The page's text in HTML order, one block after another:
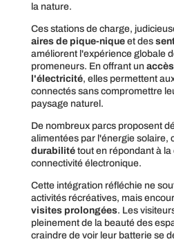
la nature.
Ces stations de charge,
aires de pique-niqueet des
améliorent l'expérience globale
promeneurs. En offrant un
l'électricité, elles permettent
connectés sans compromettre
paysage naturel.
De nombreux parcs proposent
alimentées par l'énergie solaire,
durabilitétout en répondant à
connectivité électronique.
Cette intégration réfléchie ne
activités récréatives, mais
visites prolongées. Les
pleinement de la beauté des
craindre de voir leur batterie se